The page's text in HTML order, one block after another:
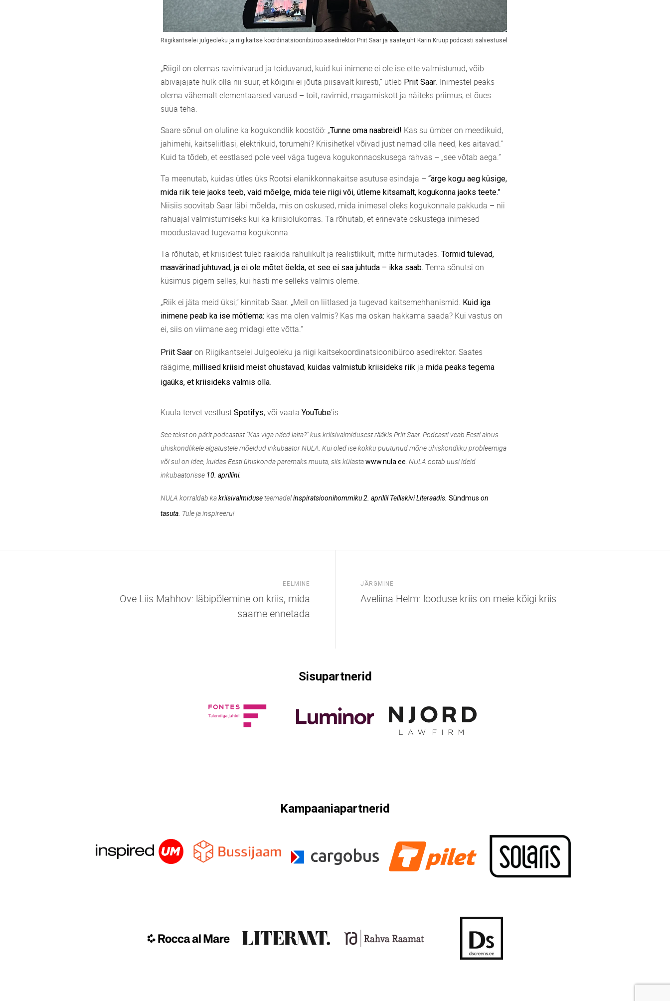
Riigikantselei julgeoleku ja riigikaitse koordinatsioonibüroo asedirektor Priit Saar ja saatejuht Karin Kruup podcasti salvestusel
„Riigil on olemas ravimivarud ja toiduvarud, kuid kui inimene ei ole ise ette valmistunud, võib
abivajajate hulk olla nii suur, et kõigini ei jõuta piisavalt kiiresti,” ütleb Priit Saar. Inimestel peaks
olema vähemalt elementaarsed varusd – toit, ravimid, magamiskott ja näiteks priimus, et õues
süüa teha.
Saare sõnul on oluline ka kogukondlik koostöö: „Tunne oma naabreid! Kas su ümber on meedikuid,
jahimehi, kaitseliitlasi, elektrikuid, torumehi? Kriisihetkel võivad just nemad olla need, kes aitavad.”
Kuid ta tõdeb, et eestlased pole veel väga tugeva kogukonnaoskusega rahvas – „see võtab aega.”
Ta meenutab, kuidas ütles üks Rootsi elanikkonnakaitse asutuse esindaja – “ärge kogu aeg küsige,
mida riik teie jaoks teeb, vaid mõelge, mida teie riigi või, ütleme kitsamalt, kogukonna jaoks teete.”
Niisiis soovitab Saar läbi mõelda, mis on oskused, mida inimesel oleks kogukonnale pakkuda – nii
rahuajal valmistumiseks kui ka kriisiolukorras. Ta rõhutab, et erinevate oskustega inimesed
moodustavad tugevama kogukonna.
Ta rõhutab, et kriisidest tuleb rääkida rahulikult ja realistlikult, mitte hirmutades. Tormid tulevad,
maavärinad juhtuvad, ja ei ole mõtet öelda, et see ei saa juhtuda – ikka saab. Tema sõnutsi on
küsimus pigem selles, kui hästi me selleks valmis oleme.
„Riik ei jäta meid üksi,“ kinnitab Saar. „Meil on liitlased ja tugevad kaitsemehhanismid. Kuid iga
inimene peab ka ise mõtlema: kas ma olen valmis? Kas ma oskan hakkama saada? Kui vastus on
ei, siis on viimane aeg midagi ette võtta.“
Priit Saar on Riigikantselei Julgeoleku ja riigi kaitsekoordinatsioonibüroo asedirektor. Saates
räägime, millised kriisid meist ohustavad, kuidas valmistub kriisideks riik ja mida peaks tegema
igaüks, et kriisideks valmis olla.
Kuula tervet vestlust Spotifys, või vaata YouTube'is.
See tekst on pärit podcastist “Kas viga näed laita?” kus kriisivalmidusest rääkis Priit Saar. Podcasti veab Eesti ainus
ühiskondlikele algatustele mõeldud inkubaator NULA. Kui oled ise kokku puutunud mõne ühiskondliku probleemiga
või sul on idee, kuidas Eesti ühiskonda paremaks muuta, siis külastawww.nula.ee. NULA ootab uusi ideid
inkubaatorisse 10. aprillini.
NULA korraldab kakriisivalmiduseteemadelinspiratsioonihommiku 2. aprillil Telliskivi Literaadis. Sündmus on
tasuta. Tule ja inspireeru!
EELMINE
Ove Liis Mahhov: läbipõlemine on kriis, mida
saame ennetada
JÄRGMINE
Aveliina Helm: looduse kriis on meie kõigi kriis
Sisupartnerid
Kampaaniapartnerid